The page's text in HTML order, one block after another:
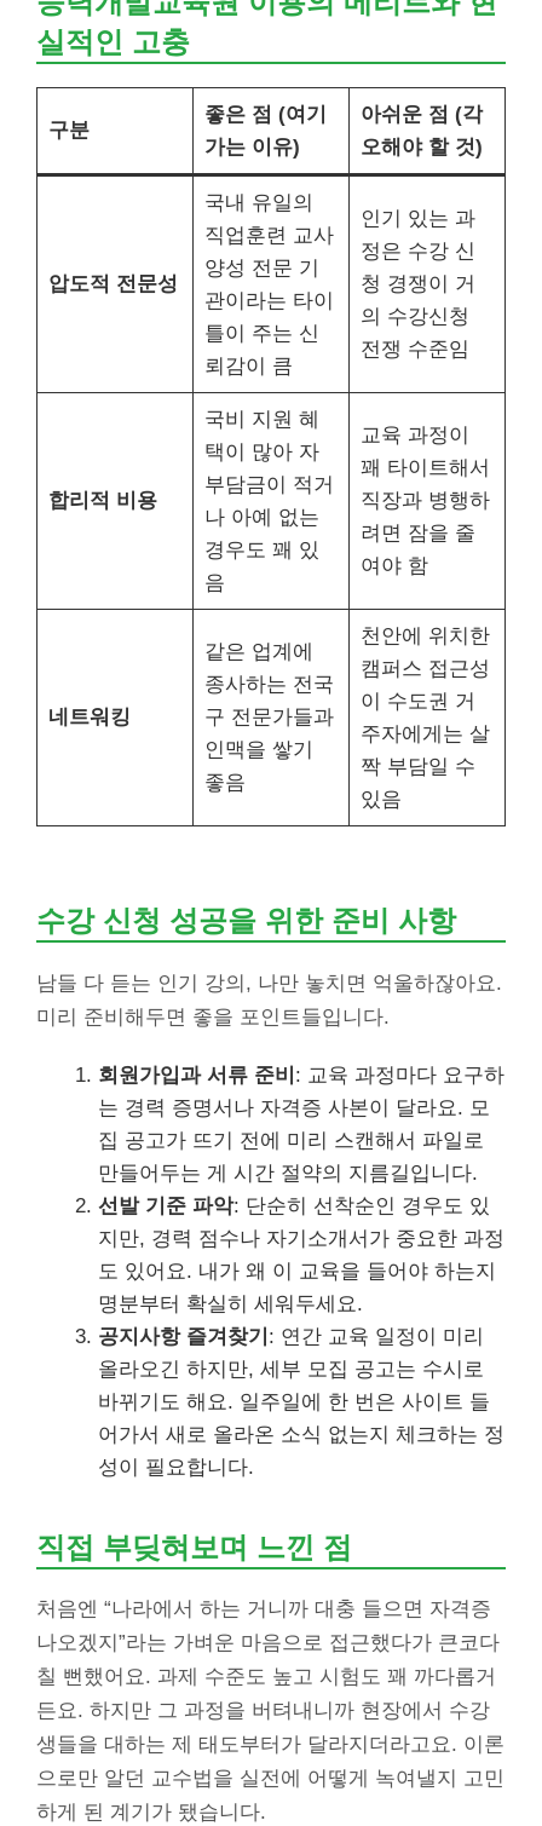
실적인 고충
구분
좋은 점 (여기
가는 이유)
아쉬운 점 (각
오해야 할 것)
압도적 전문성
국내 유일의
직업훈련 교사
양성 전문 기
관이라는 타이
틀이 주는 신
뢰감이 큼
인기 있는 과
정은 수강 신
청 경쟁이 거
의 수강신청
전쟁 수준임
합리적 비용
국비 지원 혜
택이 많아 자
부담금이 적거
나 아예 없는
경우도 꽤 있
음
교육 과정이
꽤 타이트해서
직장과 병행하
려면 잠을 줄
여야 함
네트워킹
같은 업계에
종사하는 전국
구 전문가들과
인맥을 쌓기
좋음
천안에 위치한
캠퍼스 접근성
이 수도권 거
주자에게는 살
짝 부담일 수
있음
수강 신청 성공을 위한 준비 사항
남들 다 듣는 인기 강의, 나만 놓치면 억울하잖아요.
미리 준비해두면 좋을 포인트들입니다.
회원가입과 서류 준비 : 교육 과정마다 요구하
는 경력 증명서나 자격증 사본이 달라요. 모
집 공고가 뜨기 전에 미리 스캔해서 파일로
만들어두는 게 시간 절약의 지름길입니다.
선발 기준 파악: 단순히 선착순인 경우도 있
지만, 경력 점수나 자기소개서가 중요한 과정
도 있어요. 내가 왜 이 교육을 들어야 하는지
명분부터 확실히 세워두세요.
공지사항 즐겨찾기 : 연간 교육 일정이 미리
올라오긴 하지만, 세부 모집 공고는 수시로
바뀌기도 해요. 일주일에 한 번은 사이트 들
어가서 새로 올라온 소식 없는지 체크하는 정
성이 필요합니다.
직접 부딪혀보며 느낀 점
처음엔 “나라에서 하는 거니까 대충 들으면 자격증
나오겠지”라는 가벼운 마음으로 접근했다가 큰코다
칠 뻔했어요. 과제 수준도 높고 시험도 꽤 까다롭거
든요. 하지만 그 과정을 버텨내니까 현장에서 수강
생들을 대하는 제 태도부터가 달라지더라고요. 이론
으로만 알던 교수법을 실전에 어떻게 녹여낼지 고민
하게 된 계기가 됐습니다.